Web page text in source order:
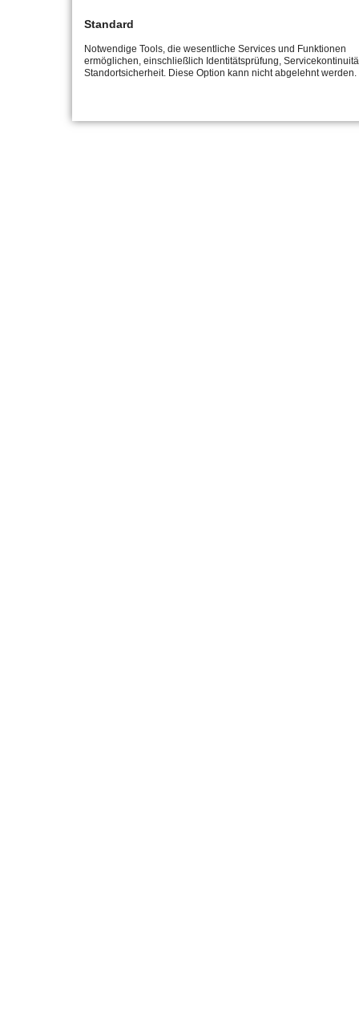
Standard
Notwendige Tools, die wesentliche Services und Funktionen
ermöglichen, einschließlich Identitätsprüfung,
Standortsicherheit. Diese Option kann nicht abgelehnt werden.